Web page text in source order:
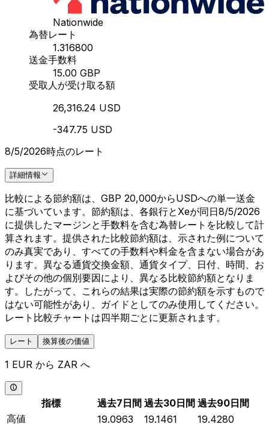
Nationwide
為替レート
1.316800
送金手数料
15.00 GBP
受取人が受け取る額
26,316.24 USD
-347.75 USD
8/5/2026時点のレート
詳細情報
比較による節約額は、GBP 20,000からUSDへの単一送金
に基づいています。節約額は、各銀行とXeが同日8/5/2026
に提供したマージンと手数料を含む為替レートを比較して計
算されます。提供された比較節約額は、示された例について
のみ真実であり、すべての手数料や料金を含まない場合があ
ります。異なる通貨交換金額、通貨タイプ、日付、時間、お
よびその他の個別要因により、異なる比較節約額となりま
す。したがって、これらの結果は実際の節約額を示すもので
はない可能性があり、ガイドとしてのみ使用してください。
レート比較チャートは四半期ごとに更新されます。
レート 換算後の価値
1 EUR から ZAR へ
指標 過去7日間 過去30日間 過去90日間
高値
19.0963 19.1461
19.4280